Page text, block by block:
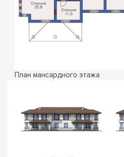
План мансардного этажа